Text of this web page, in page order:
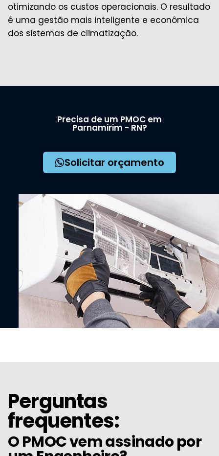
otimizando os custos operacionais. O resultado
é uma gestão mais inteligente e econômica
dos sistemas de climatização.
Precisa de um PMOC em
Parnamirim - RN?
Solicitar orçamento
Perguntas
frequentes:
O PMOC vem assinado por